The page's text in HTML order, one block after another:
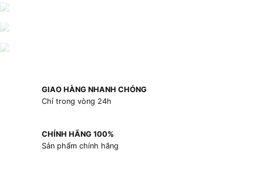
GIAO HÀNG NHANH CHÓNG
Chỉ trong vòng 24h
CHÍNH HÃNG 100%
Sản phẩm chính hãng